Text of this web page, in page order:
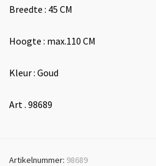
Breedte : 45 CM
Hoogte : max.110 CM
Kleur : Goud
Art . 98689
Artikelnummer: 98689